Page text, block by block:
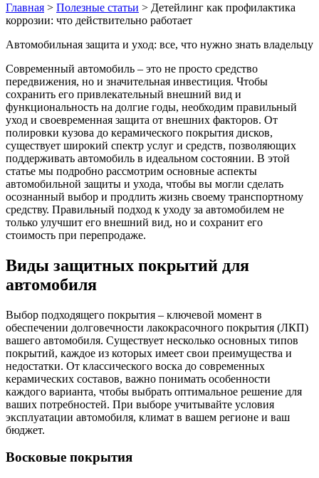
Главная > Полезные статьи > Детейлинг как профилактика
коррозии: что действительно работает
Автомобильная защита и уход: все, что нужно знать владельцу
Современный автомобиль – это не просто средство
передвижения, но и значительная инвестиция. Чтобы
сохранить его привлекательный внешний вид и
функциональность на долгие годы, необходим правильный
уход и своевременная защита от внешних факторов. От
полировки кузова до керамического покрытия дисков,
существует широкий спектр услуг и средств, позволяющих
поддерживать автомобиль в идеальном состоянии. В этой
статье мы подробно рассмотрим основные аспекты
автомобильной защиты и ухода, чтобы вы могли сделать
осознанный выбор и продлить жизнь своему транспортному
средству. Правильный подход к уходу за автомобилем не
только улучшит его внешний вид, но и сохранит его
стоимость при перепродаже.
Виды защитных покрытий для
автомобиля
Выбор подходящего покрытия – ключевой момент в
обеспечении долговечности лакокрасочного покрытия (ЛКП)
вашего автомобиля. Существует несколько основных типов
покрытий, каждое из которых имеет свои преимущества и
недостатки. От классического воска до современных
керамических составов, важно понимать особенности
каждого варианта, чтобы выбрать оптимальное решение для
ваших потребностей. При выборе учитывайте условия
эксплуатации автомобиля, климат в вашем регионе и ваш
бюджет.
Восковые покрытия